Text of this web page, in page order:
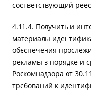
соответствующий
4.11.4. Получить и
материалы
обеспечения
рекламы в порядке и
Роскомнадзора от
требований к